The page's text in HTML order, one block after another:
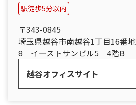
駅徒歩5分以内
〒343-0845
埼玉県越谷市南越谷1丁目16番地
8 イーストサンビル5 4階B
越谷オフィスサイト